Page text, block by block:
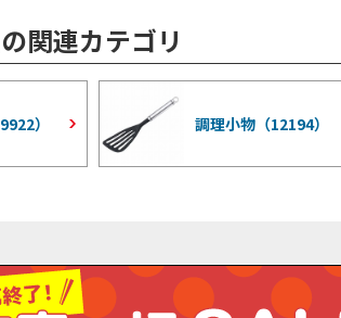
関連カテゴリ
） 調理小物（12194）